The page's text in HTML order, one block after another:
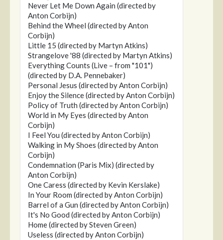
Never Let Me Down Again (directed by
Anton Corbijn)
Behind the Wheel (directed by Anton
Corbijn)
Little 15 (directed by Martyn Atkins)
Strangelove '88 (directed by Martyn Atkins)
Everything Counts (Live – from "101")
(directed by D.A. Pennebaker)
Personal Jesus (directed by Anton Corbijn)
Enjoy the Silence (directed by Anton Corbijn)
Policy of Truth (directed by Anton Corbijn)
World in My Eyes (directed by Anton
Corbijn)
I Feel You (directed by Anton Corbijn)
Walking in My Shoes (directed by Anton
Corbijn)
Condemnation (Paris Mix) (directed by
Anton Corbijn)
One Caress (directed by Kevin Kerslake)
In Your Room (directed by Anton Corbijn)
Barrel of a Gun (directed by Anton Corbijn)
It's No Good (directed by Anton Corbijn)
Home (directed by Steven Green)
Useless (directed by Anton Corbijn)